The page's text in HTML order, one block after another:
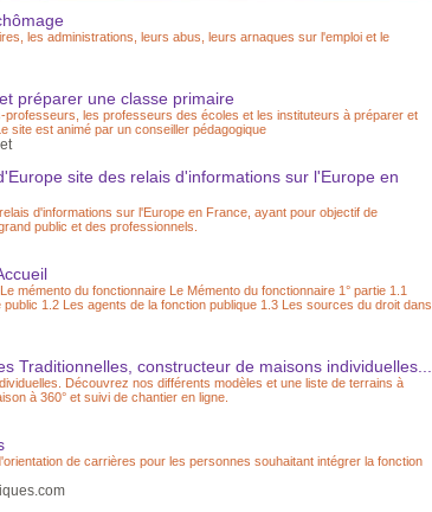
les administrations, leurs abus, leurs arnaques sur l'emploi et le
préparer une classe primaire
professeurs, les professeurs des écoles et les instituteurs à préparer et
site est animé par un conseiller pédagogique
site des relais d'informations sur l'Europe en
d'informations sur l'Europe en France, ayant pour objectif de
public et des professionnels.
mémento du fonctionnaire Le Mémento du fonctionnaire 1° partie 1.1
1.2 Les agents de la fonction publique 1.3 Les sources du droit dans
Traditionnelles, constructeur de maisons individuelles...
Découvrez nos différents modèles et une liste de terrains à
à 360° et suivi de chantier en ligne.
de carrières pour les personnes souhaitant intégrer la fonction